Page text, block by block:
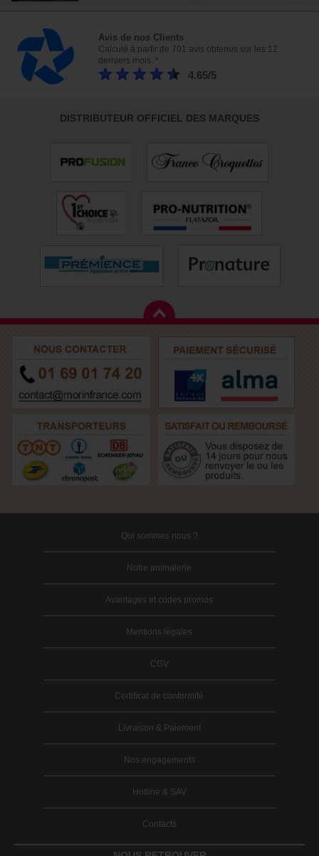
Avis de nos Clients
Calculé à partir de 701 avis obtenus sur les 12
derniers mois. *
4.65/5
DISTRIBUTEUR OFFICIEL DES MARQUES
Qui sommes nous ?
Notre animalerie
Avantages et codes promos
Mentions légales
CGV
Certificat de conformité
Livraison & Paiement
Nos engagements
Hotline & SAV
Contacts